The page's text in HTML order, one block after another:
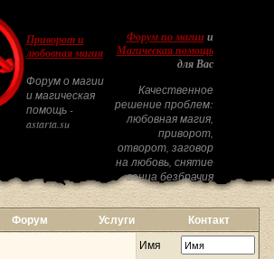
Приворот и
любовная магия
Форум о магии
и магическая
помощь -
astarta.su
Форум по магиии
Магическая помощь
для Вас
Качественное
решение проблем:
любовная магия,
приворот,
отворот, заговор
на любовь, снятие
венца безбрачия
Форум Услуги Контакт
Имя